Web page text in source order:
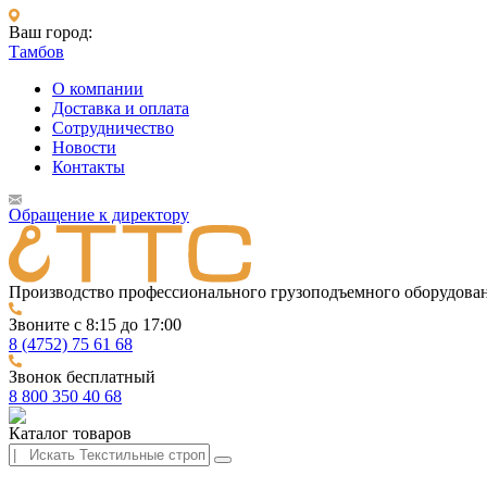
Ваш город:
Тамбов
О компании
Доставка и оплата
Сотрудничество
Новости
Контакты
Обращение к директору
Производство профессионального грузоподъемного
Звоните с 8:15 до 17:00
8 (4752) 75 61 68
Звонок бесплатный
8 800 350 40 68
Каталог товаров